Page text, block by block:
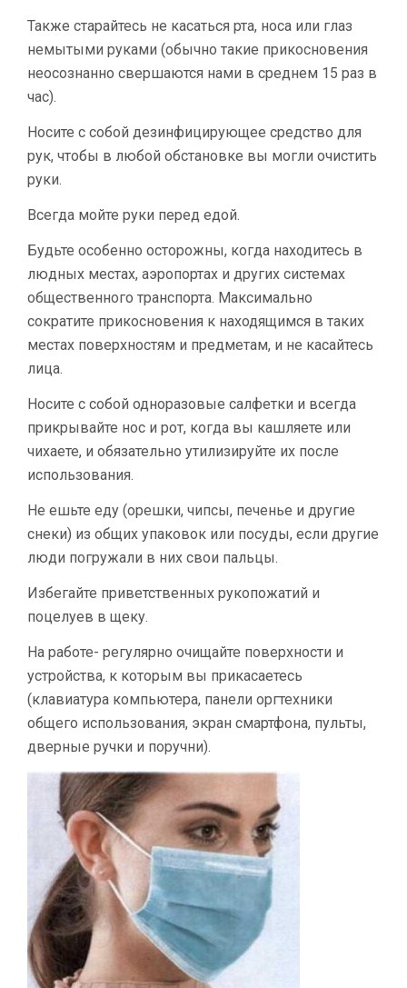
Также старайтесь не касаться рта, носа или глаз
немытыми руками (обычно такие прикосновения
неосознанно свершаются нами в среднем 15 раз в
час).
Носите с собой дезинфицирующее средство для
рук, чтобы в любой обстановке вы могли очистить
руки.
Всегда мойте руки перед едой.
Будьте особенно осторожны, когда находитесь в
людных местах, аэропортах и других системах
общественного транспорта. Максимально
сократите прикосновения к находящимся в таких
местах поверхностям и предметам, и не касайтесь
лица.
Носите с собой одноразовые салфетки и всегда
прикрывайте нос и рот, когда вы кашляете или
чихаете, и обязательно утилизируйте их после
использования.
Не ешьте еду (орешки, чипсы, печенье и другие
снеки) из общих упаковок или посуды, если другие
люди погружали в них свои пальцы.
Избегайте приветственных рукопожатий и
поцелуев в щеку.
На работе- регулярно очищайте поверхности и
устройства, к которым вы прикасаетесь
(клавиатура компьютера, панели оргтехники
общего использования, экран смартфона, пульты,
дверные ручки и поручни).